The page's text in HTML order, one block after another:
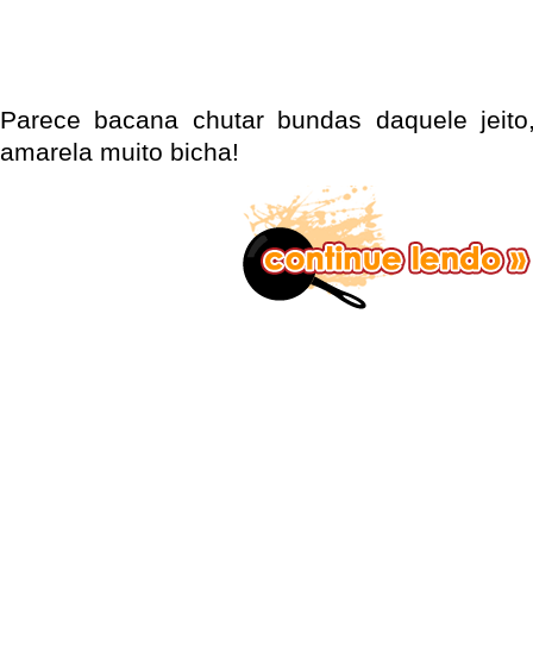
Parece bacana chutar bundas daquele
amarela muito bicha!